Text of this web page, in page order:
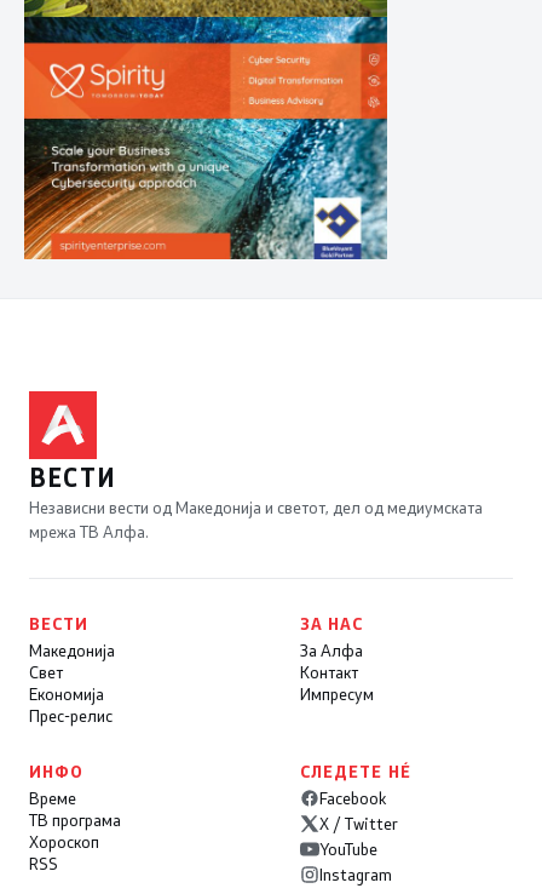
ВЕСТИ
Независни вести од Македонија и светот, дел од медиумската
мрежа ТВ Алфа.
ВЕСТИ
Македонија
Свет
Економија
Прес-релис
ЗА НАС
За Алфа
Контакт
Импресум
ИНФО
Време
ТВ програма
Хороскоп
RSS
СЛЕДЕТЕ НÉ
Facebook
X / Twitter
YouTube
Instagram